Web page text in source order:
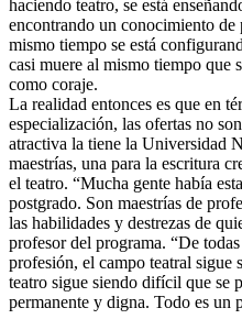
haciendo teatro, se está
encontrando un conocimiento de
mismo tiempo se está
casi muere al mismo tiempo que
como coraje.
La realidad entonces es que en
especialización, las ofertas no
atractiva la tiene la Universidad
maestrías, una para la escritura
el teatro. “Mucha gente había
postgrado. Son maestrías de
las habilidades y destrezas de
profesor del programa. “De
profesión, el campo teatral sigue
teatro sigue siendo difícil que se
permanente y digna. Todo es un